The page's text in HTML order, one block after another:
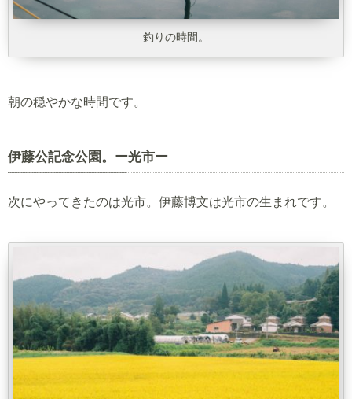
釣りの時間。
朝の穏やかな時間です。
伊藤公記念公園。ー光市ー
次にやってきたのは光市。伊藤博文は光市の生まれです。